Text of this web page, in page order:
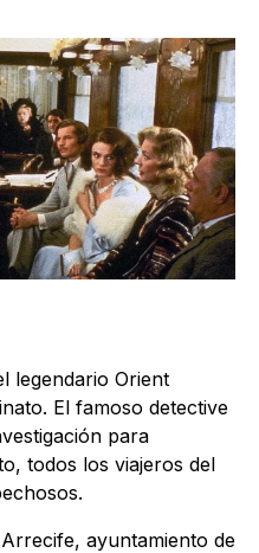
legendario Orient
El famoso detective
para
todos los viajeros del
ayuntamiento de